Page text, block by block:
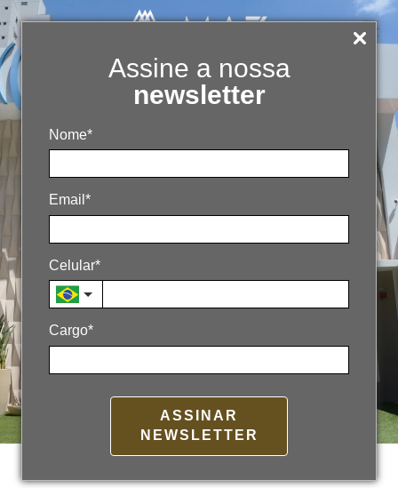
Assine a nossa
newsletter
Nome*
Email*
Celular*
Cargo*
ASSINAR
NEWSLETTER
Case InVentre: Por que
estratégia de marketing não
é perda de tempo em
operações complexas